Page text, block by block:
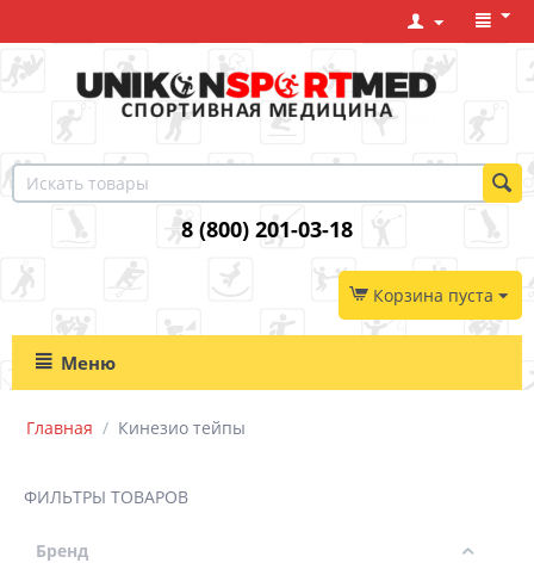
8 (800) 201-03-18
Корзина пуста
Меню
Главная / Кинезио тейпы
ФИЛЬТРЫ ТОВАРОВ
Бренд